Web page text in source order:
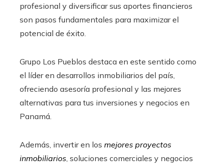
profesional y diversificar sus aportes financieros
son pasos fundamentales para maximizar el
potencial de éxito.
Grupo Los Pueblos destaca en este sentido como
el líder en desarrollos inmobiliarios del país,
ofreciendo asesoría profesional y las mejores
alternativas para tus inversiones y negocios en
Panamá.
Además, invertir en los mejores proyectos
inmobiliarios , soluciones comerciales y negocios